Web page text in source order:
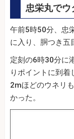
忠栄丸でウ
午前5時50分、忠
に入り、胴つき五
定刻の6時30分に
りポイントに到着
2mほどのウネリ
かった。